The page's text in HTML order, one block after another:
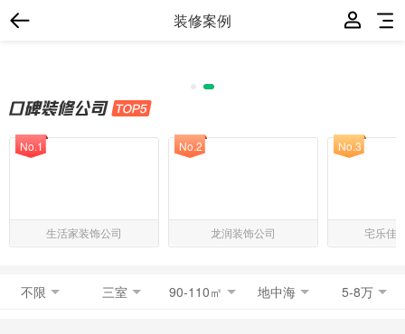
装修案例
生活家装饰公司
No.1
龙润装饰公司
No.2
宅乐佳
No.3
不限 三室 90-110㎡ 地中海 5-8万